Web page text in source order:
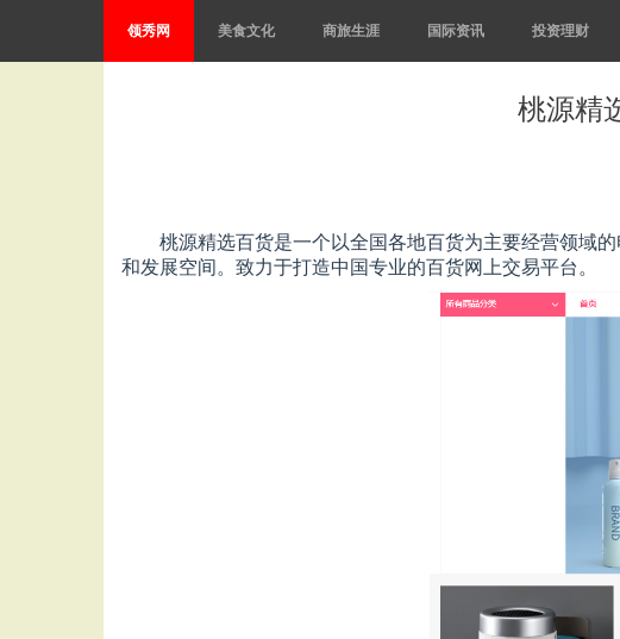
领秀网 美食文化 商旅生涯 国际资讯 投资理财
桃源精
桃源精选百货是一个以全国各地百货为主要经营领域
和发展空间。致力于打造中国专业的百货网上交易平台。